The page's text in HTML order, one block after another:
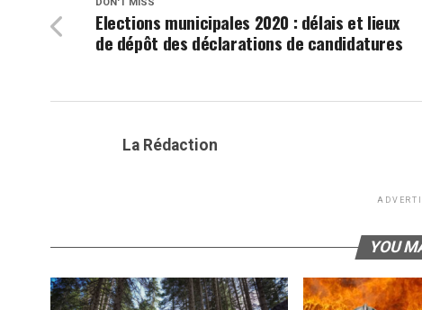
DON'T MISS
Elections municipales 2020 : délais et lieux
de dépôt des déclarations de candidatures
La Rédaction
YOU